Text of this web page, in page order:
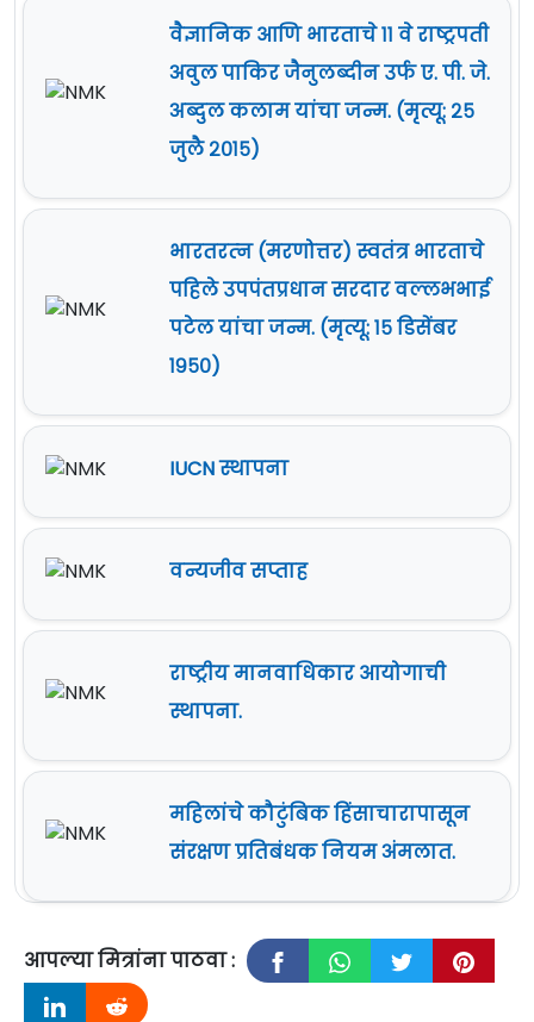
वैज्ञानिक आणि भारताचे ११ वे राष्ट्रपती
अवुल पाकिर जैनुलब्दीन उर्फ ए. पी. जे.
अब्दुल कलाम यांचा जन्म. (मृत्यू: २५
जुलै २०१५)
भारतरत्‍न (मरणोत्तर) स्वतंत्र भारताचे
पहिले उपपंतप्रधान सरदार वल्लभभाई
पटेल यांचा जन्म. (मृत्यू: १५ डिसेंबर
१९५०)
IUCN स्थापना
वन्यजीव सप्ताह
राष्ट्रीय मानवाधिकार आयोगाची
स्थापना.
महिलांचे कौटुंबिक हिंसाचारापासून
संरक्षण प्रतिबंधक नियम अंमलात.
आपल्या मित्रांना पाठवा :